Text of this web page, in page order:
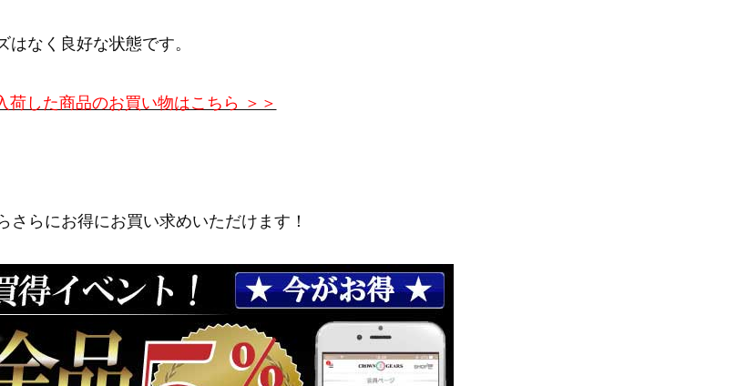
なく良好な状態です。
荷した商品のお買い物はこちら ＞＞
さらにお得にお買い求めいただけます！